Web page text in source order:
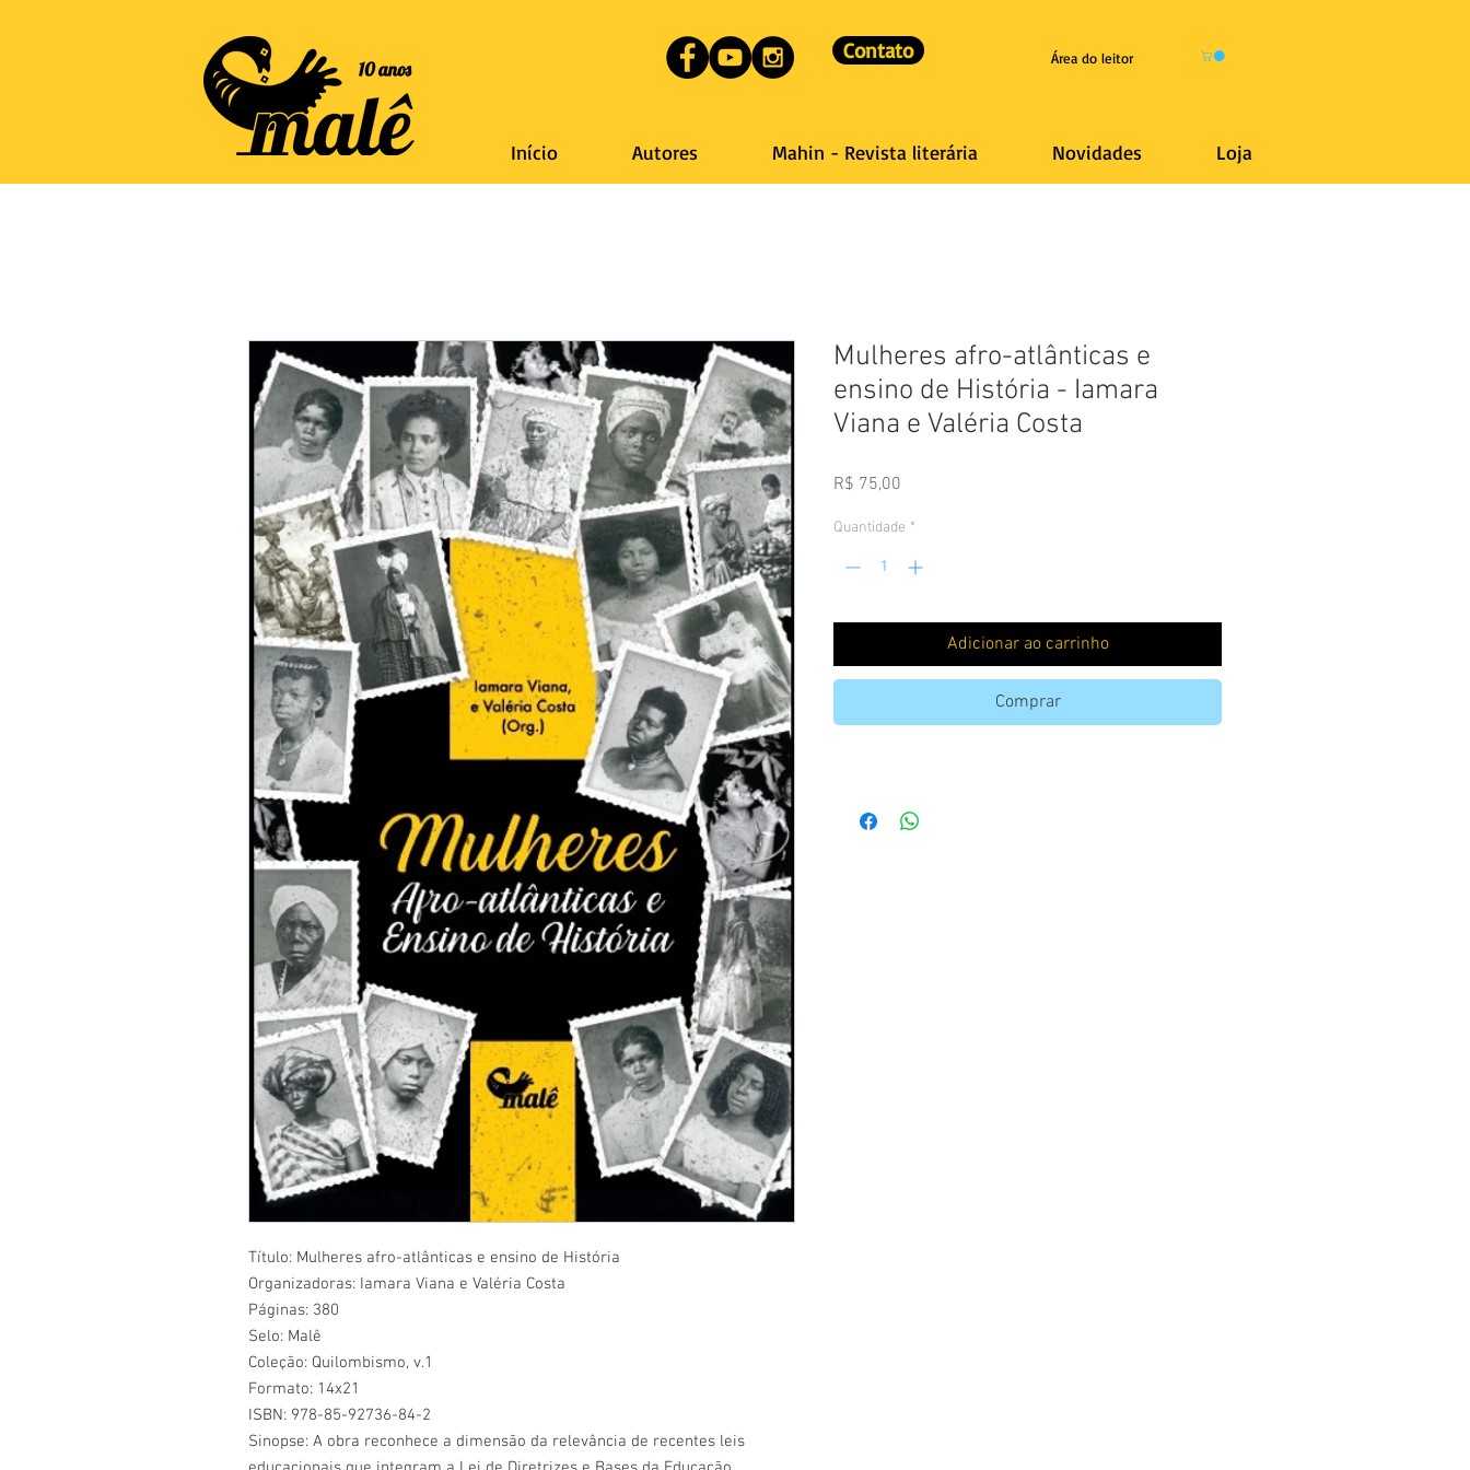
Contato Área do leitor
Início Autores Mahin - Revista literária Novidades Loja
Título: Mulheres afro-atlânticas e ensino de História
Organizadoras: Iamara Viana e Valéria Costa
Páginas: 380
Selo: Malê
Coleção: Quilombismo, v.1
Formato: 14x21
ISBN: 978-85-92736-84-2
Sinopse: A obra reconhece a dimensão da relevância de recentes leis
Mulheres afro-atlânticas e
ensino de História - Iamara
Viana e Valéria Costa
R$ 75,00
Quantidade *
Adicionar ao carrinho
Comprar